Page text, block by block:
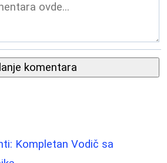
komentara
Kompletan Vodič sa